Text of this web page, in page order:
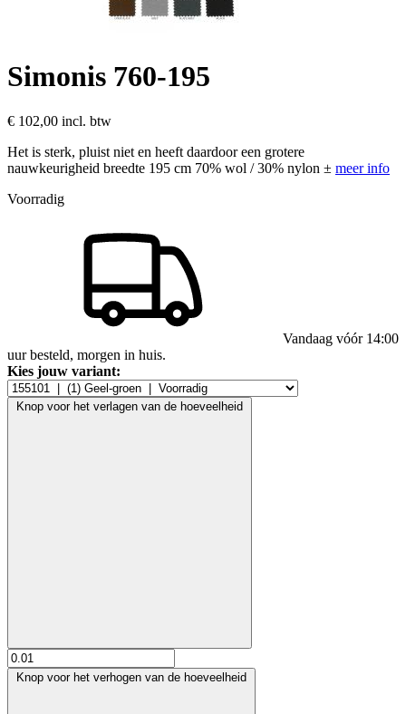
Simonis 760-195
€ 102,00 incl. btw
Het is sterk, pluist niet en heeft daardoor een grotere
nauwkeurigheid breedte 195 cm 70% wol / 30% nylon ± meer info
Voorradig
Vandaag vóór 14:00
uur besteld, morgen in huis.
Kies jouw variant:
Knop voor het verlagen van de hoeveelheid
Knop voor het verhogen van de hoeveelheid